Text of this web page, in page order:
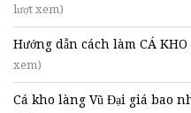
lượt xem)
Hướng dẫn cách làm CÁ
xem)
Cá kho làng Vũ Đại giá bao